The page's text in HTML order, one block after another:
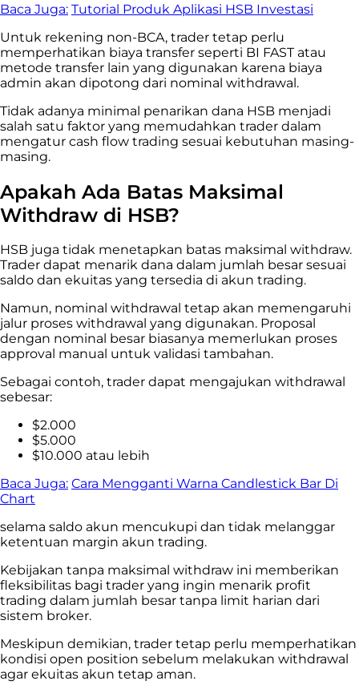
Baca Juga: Tutorial Produk Aplikasi HSB Investasi
Untuk rekening non-BCA, trader tetap perlu
memperhatikan biaya transfer seperti BI FAST atau
metode transfer lain yang digunakan karena biaya
admin akan dipotong dari nominal withdrawal.
Tidak adanya minimal penarikan dana HSB menjadi
salah satu faktor yang memudahkan trader dalam
mengatur cash flow trading sesuai kebutuhan masing-
masing.
Apakah Ada Batas Maksimal
Withdraw di HSB?
HSB juga tidak menetapkan batas maksimal withdraw.
Trader dapat menarik dana dalam jumlah besar sesuai
saldo dan ekuitas yang tersedia di akun trading.
Namun, nominal withdrawal tetap akan memengaruhi
jalur proses withdrawal yang digunakan. Proposal
dengan nominal besar biasanya memerlukan proses
approval manual untuk validasi tambahan.
Sebagai contoh, trader dapat mengajukan withdrawal
sebesar:
$2.000
$5.000
$10.000 atau lebih
Baca Juga: Cara Mengganti Warna Candlestick Bar Di
Chart
selama saldo akun mencukupi dan tidak melanggar
ketentuan margin akun trading.
Kebijakan tanpa maksimal withdraw ini memberikan
fleksibilitas bagi trader yang ingin menarik profit
trading dalam jumlah besar tanpa limit harian dari
sistem broker.
Meskipun demikian, trader tetap perlu memperhatikan
kondisi open position sebelum melakukan withdrawal
agar ekuitas akun tetap aman.